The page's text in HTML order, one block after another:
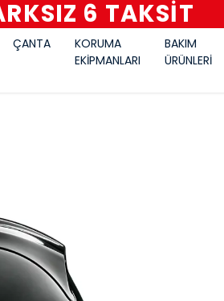
6 TAKSİT
ÇANTA
KORUMA
EKİPMANLARI
BAKIM
ÜRÜNLERİ